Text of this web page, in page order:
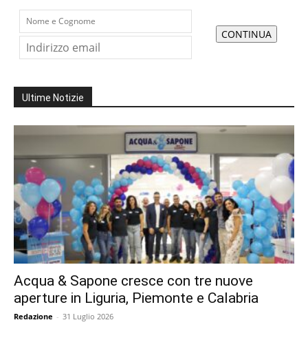
Ultime Notizie
Acqua & Sapone cresce con tre nuove
aperture in Liguria, Piemonte e Calabria
Redazione - 31 Luglio 2026